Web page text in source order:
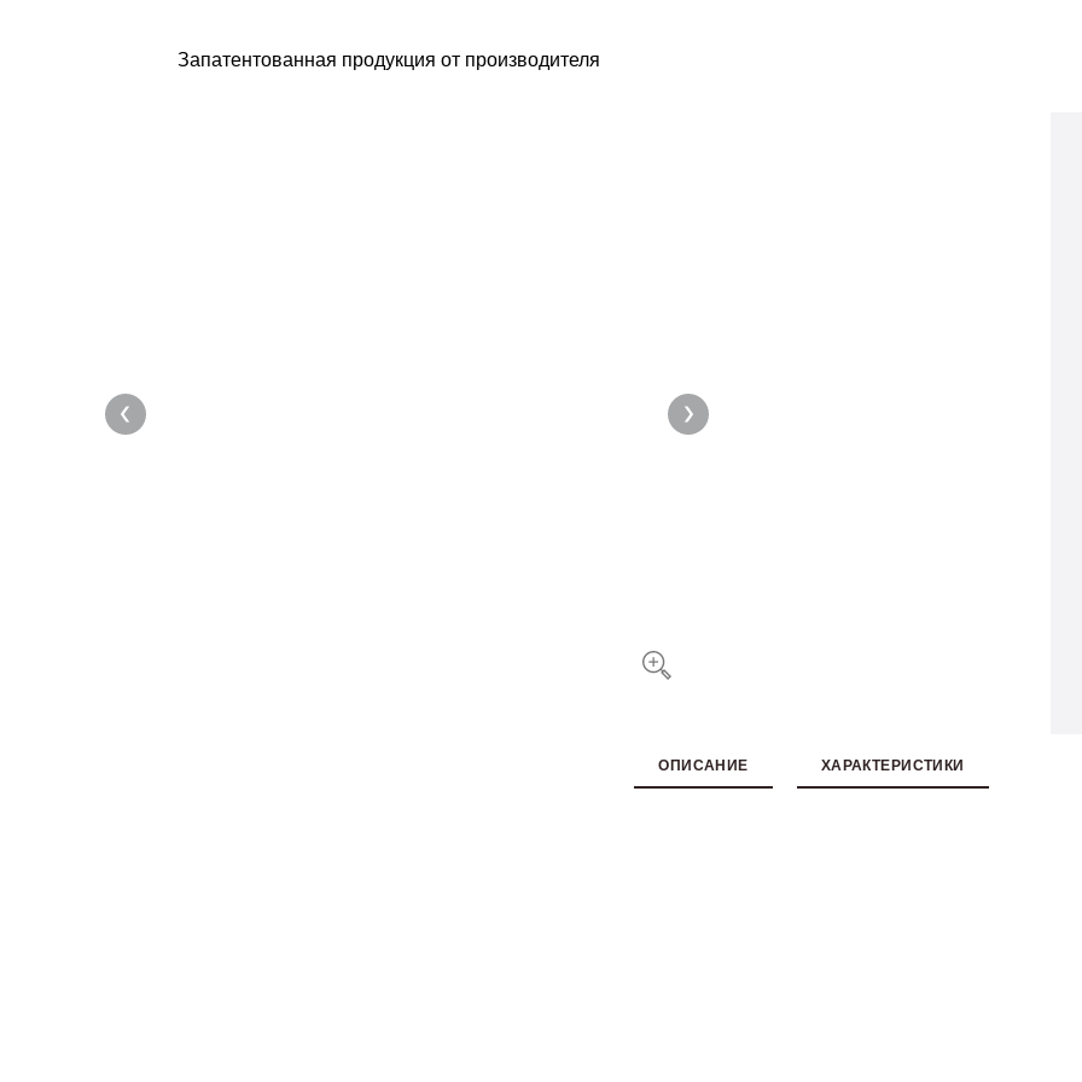
Запатентованная продукция от производителя
ОПИСАНИЕ ХАРАКТЕРИСТИКИ